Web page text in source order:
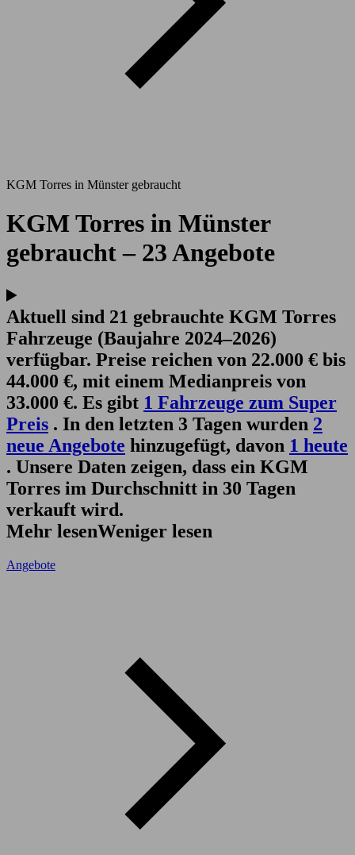
KGM Torres in Münster gebraucht
KGM Torres in Münster
gebraucht – 23 Angebote
Aktuell sind 21 gebrauchte KGM Torres
Fahrzeuge (Baujahre 2024–2026)
verfügbar. Preise reichen von 22.000 € bis
44.000 €, mit einem Medianpreis von
33.000 €. Es gibt 1 Fahrzeuge zum Super
Preis . In den letzten 3 Tagen wurden 2
neue Angebote hinzugefügt, davon 1 heute
. Unsere Daten zeigen, dass ein KGM
Torres im Durchschnitt in 30 Tagen
verkauft wird.
Mehr lesenWeniger lesen
Angebote